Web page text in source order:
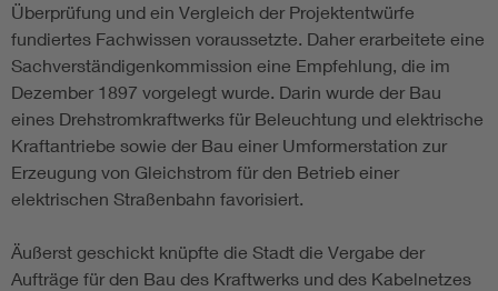
Überprüfung und ein Vergleich der Projektentwürfe
fundiertes Fachwissen voraussetzte. Daher erarbeitete eine
Sachverständigenkommission eine Empfehlung, die im
Dezember 1897 vorgelegt wurde. Darin wurde der Bau
eines Drehstromkraftwerks für Beleuchtung und elektrische
Kraftantriebe sowie der Bau einer Umformerstation zur
Erzeugung von Gleichstrom für den Betrieb einer
elektrischen Straßenbahn favorisiert.
Äußerst geschickt knüpfte die Stadt die Vergabe der
Aufträge für den Bau des Kraftwerks und des Kabelnetzes